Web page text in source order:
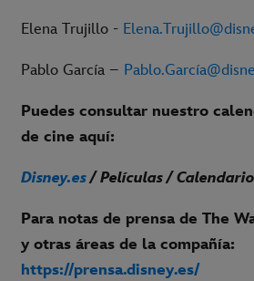
Elena Trujillo -
Pablo García –
Puedes consultar nuestro
de cine aquí:
Disney.es/ Películas /
Para notas de prensa de The
y otras áreas de la compañía:
https://prensa.disney.es/